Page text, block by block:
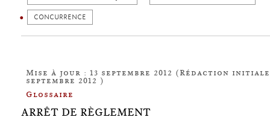
CONCURRENCE
Mise à jour : 13 septembre 2012 (Rédaction initiale
septembre 2012 )
Glossaire
ARRÊT DE RÈGLEMENT